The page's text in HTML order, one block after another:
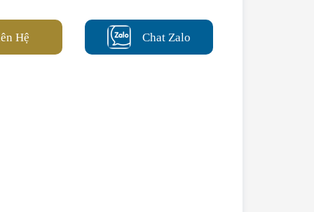
Hệ Chat Zalo